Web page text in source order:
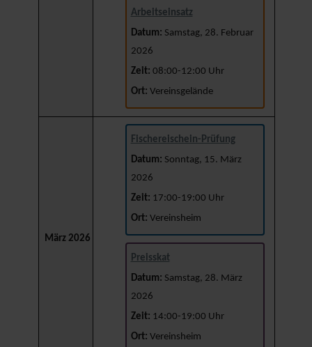
Arbeitseinsatz
Datum: Samstag, 28. Februar
2026
Zeit: 08:00-12:00 Uhr
Ort: Vereinsgelände
März 2026
Fischereischein-Prüfung
Datum: Sonntag, 15. März
2026
Zeit: 17:00-19:00 Uhr
Ort: Vereinsheim
Preisskat
Datum: Samstag, 28. März
2026
Zeit: 14:00-19:00 Uhr
Ort: Vereinsheim